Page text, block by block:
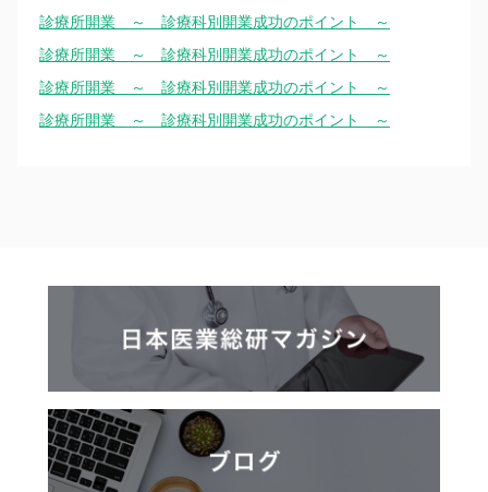
診療所開業 ～ 診療科別開業成功のポイント ～
診療所開業 ～ 診療科別開業成功のポイント ～
診療所開業 ～ 診療科別開業成功のポイント ～
診療所開業 ～ 診療科別開業成功のポイント ～